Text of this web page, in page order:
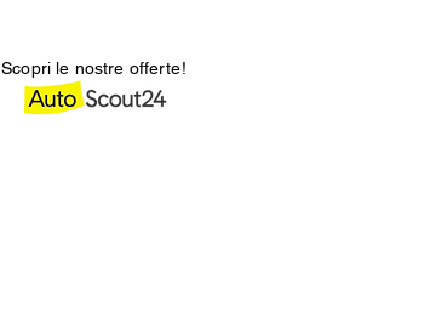
Scopri le nostre offerte!